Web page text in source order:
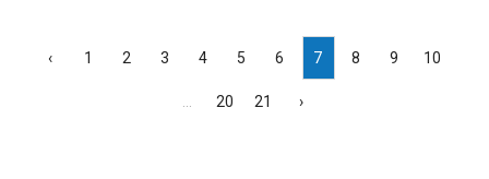
‹ 1 2 3 4 5 6 7 8 9 10
20 21 ›